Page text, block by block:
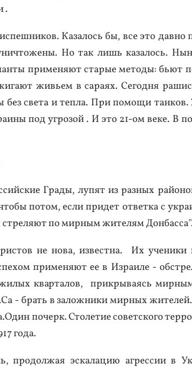
.
Ка­залось бы, все это дав­но
Но так лишь ка­залось.
при­меня­ют ста­рые ме­тоды: бь­ют
живь­ем в са­ра­ях. Се­год­ня
без све­та и теп­ла. При по­мощи
под уг­ро­зой . И это 21-ом ве­ке. В
Гра­ды, лу­пят из раз­ных
по­том, ес­ли при­дет от­ветка с
по мир­ным жи­телям
не но­ва, из­вес­тна. Их
при­меня­ют ее в Из­ра­иле -
жи­лых квар­та­лов, прик­ры­ва­ясь
- брать в за­лож­ни­ки мир­ных
по­черк. Сто­летие со­вет­ско­го
го­да.
про­дол­жая эс­ка­лацию аг­рессии в